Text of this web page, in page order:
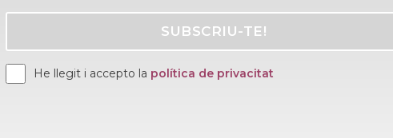
He llegit i accepto la política de privacitat